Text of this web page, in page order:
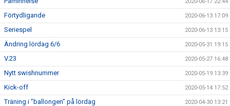
Förtydligande 2020-06-13 17:09
Seriespel 2020-06-13 13:15
Ändring lördag 6/6 2020-05-31 19:15
V.23 2020-05-27 16:48
Nytt swishnummer 2020-05-19 13:39
Kick-off 2020-05-14 17:52
Träning i "ballongen" på lördag 2020-04-30 13:21